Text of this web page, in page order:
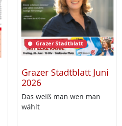
Grazer Stadtblatt
Grazer Stadtblatt Juni
2026
Das weiß man wen man
wählt